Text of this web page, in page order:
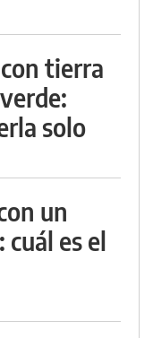
tierra
solo
un
es el